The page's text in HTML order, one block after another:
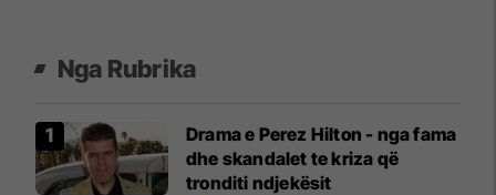
Nga Rubrika
Drama e Perez Hilton - nga fama
dhe skandalet te kriza që
tronditi ndjekësit